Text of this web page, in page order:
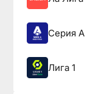
Серия А
Лига 1